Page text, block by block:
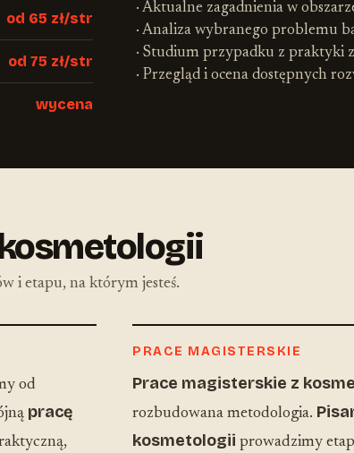
od 65 zł/str
od 75 zł/str
wycena
· Aktualne zagadnienia w
· Analiza wybranego problemu
· Studium przypadku z praktyki
· Przegląd i ocena dostępnych
i etapu, na którym jesteś.
od
pracę
PRACE MAGISTERSKIE
Prace magisterskie z
rozbudowana metodologia.
kosmetologii prowadzimy